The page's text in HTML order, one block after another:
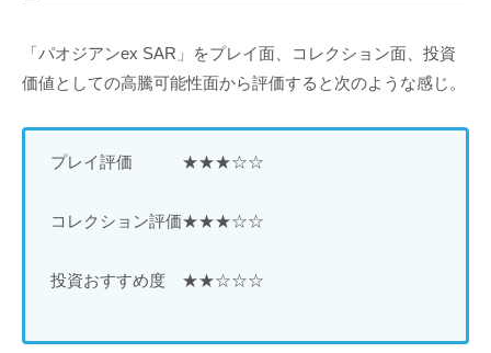
「パオジアンex SAR」をプレイ面、コレクション面、投資
価値としての高騰可能性面から評価すると次のような感じ。
プレイ評価 ★★★☆☆
コレクション評価★★★☆☆
投資おすすめ度 ★★☆☆☆